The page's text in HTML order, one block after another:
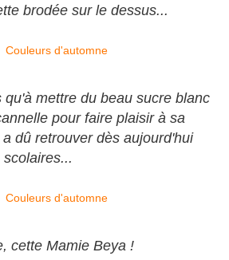
brodée sur le dessus...
qu'à mettre du beau sucre blanc
pour faire plaisir à sa
dû retrouver dès aujourd'hui
cette Mamie Beya !